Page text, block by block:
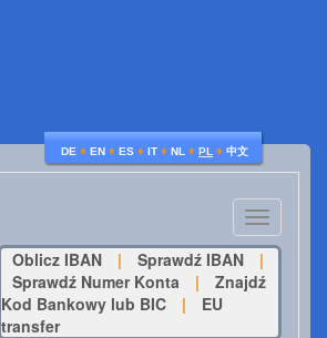
DE ♦ EN ♦ ES ♦ IT ♦ NL ♦ PL ♦ 中文
Toggle
navigation
Oblicz IBAN
| Sprawdź IBAN
|
Sprawdź Numer Konta
|
Znajdź
Kod Bankowy lub BIC
|
EU
transfer